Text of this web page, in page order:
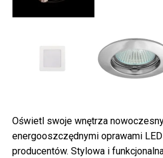
Oświetl swoje wnętrza
energooszczędnymi oprawami
producentów. Stylowa i